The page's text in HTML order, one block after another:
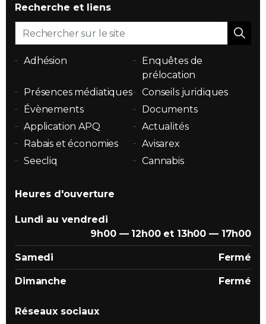
Recherche et liens
Adhésion
Enquêtes de
prélocation
Présences médiatiques
Conseils juridiques
Évènements
Documents
Application APQ
Actualités
Rabais et économies
Avisarex
Seecliq
Cannabis
Heures d'ouverture
Lundi au vendredi
9h00 — 12h00 et 13h00 — 17h00
Samedi Fermé
Dimanche Fermé
Réseaux sociaux